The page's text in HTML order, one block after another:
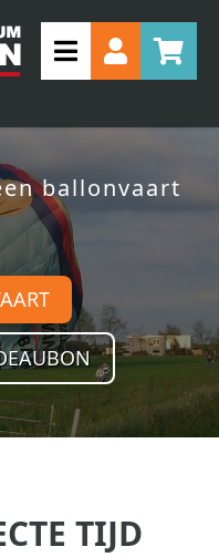
ballonvaart
TIJD